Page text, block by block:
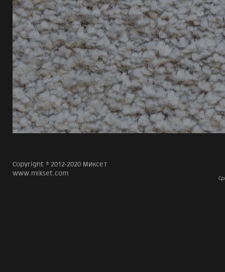
Copyright © 2012-2020 Миксет
www.mikset.com